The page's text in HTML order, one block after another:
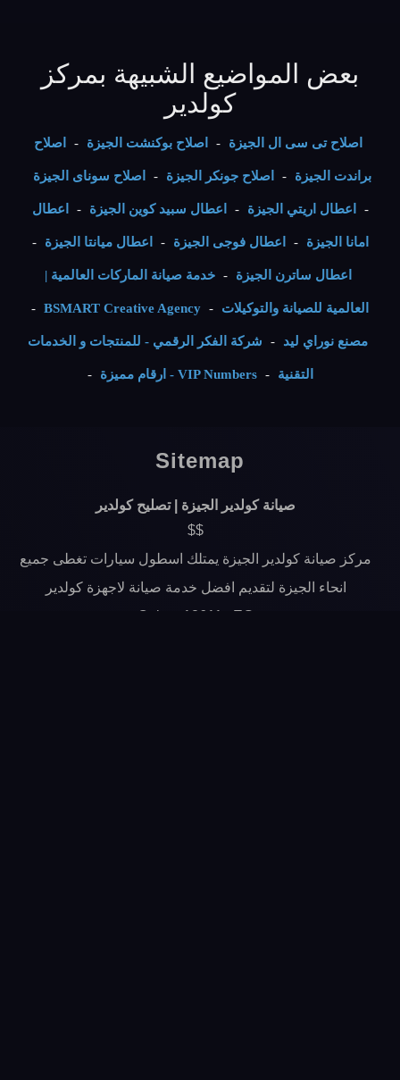
بعض المواضيع الشبيهة بمركز
كولدير
اصلاح تى سى ال الجيزة - اصلاح بوكنشت الجيزة - اصلاح
براندت الجيزة - اصلاح جونكر الجيزة - اصلاح سوناى الجيزة
- اعطال اريتي الجيزة - اعطال سبيد كوين الجيزة - اعطال
امانا الجيزة - اعطال فوجى الجيزة - اعطال ميانتا الجيزة -
اعطال ساترن الجيزة - خدمة صيانة الماركات العالمية |
العالمية للصيانة والتوكيلات -
BSMART Creative Agency
-
مصنع نوراي ليد - شركة الفكر الرقمي - للمنتجات و الخدمات
التقنية - VIP Numbers - ارقام مميزة -
Sitemap
صيانة كولدير الجيزة | تصليح كولدير
$$
مركز صيانة كولدير الجيزة يمتلك اسطول سيارات تغطى جميع
انحاء الجيزة لتقديم افضل خدمة صيانة لاجهزة كولدير
Cairo ,
12611 , EG